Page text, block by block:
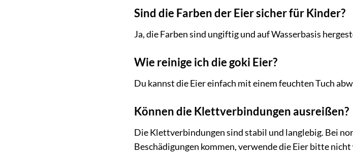
Sind die Farben der Eier sicher für Kinder?
Ja, die Farben sind ungiftig und auf Wasserbasis
Wie reinige ich die goki Eier?
Du kannst die Eier einfach mit einem feuchten Tuch
Können die Klettverbindungen ausreißen?
Die Klettverbindungen sind stabil und langlebig. Bei
Beschädigungen kommen, verwende die Eier bitte